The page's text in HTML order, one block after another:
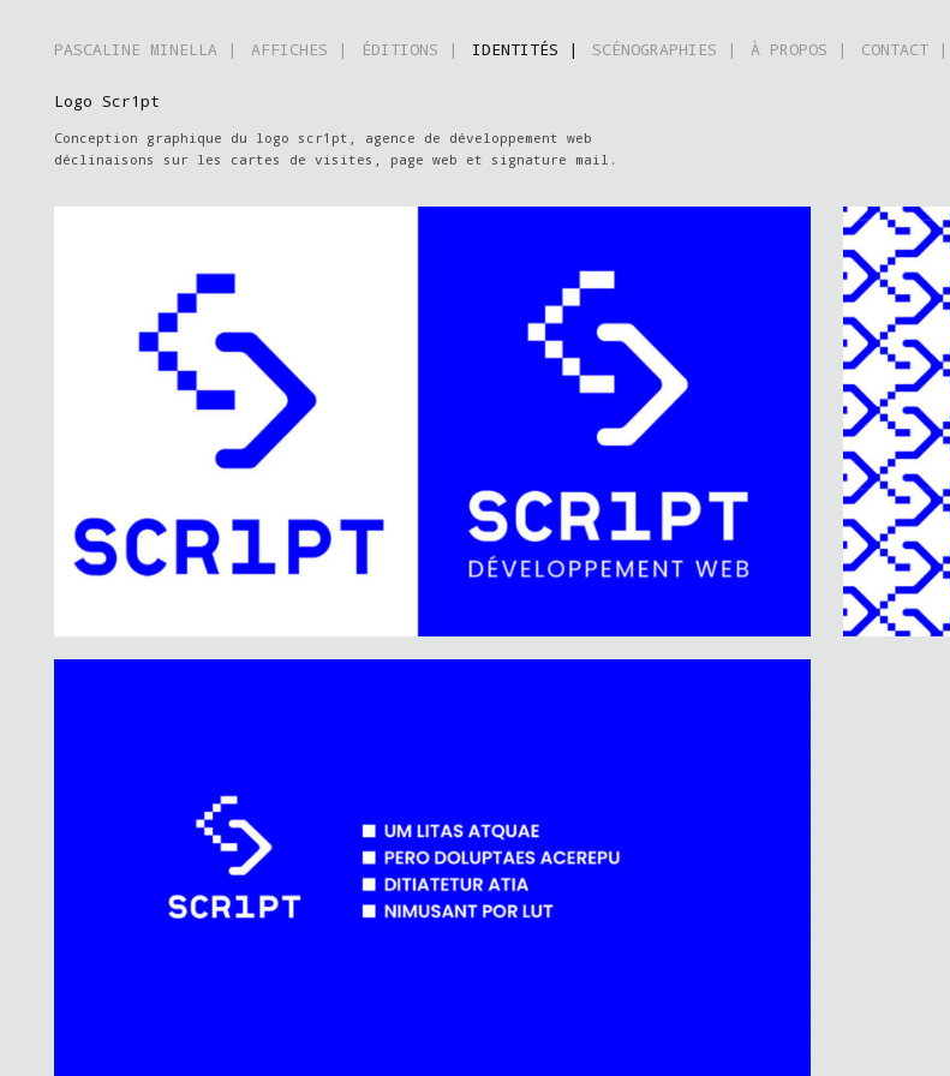
PASCALINE MINELLA | AFFICHES | ÉDITIONS | IDENTITÉS | SCÉNOGRAPHIES | À PROPOS | CONTACT |
Logo Scr1pt
Conception graphique du logo scr1pt, agence de développement web
déclinaisons sur les cartes de visites, page web et signature mail.